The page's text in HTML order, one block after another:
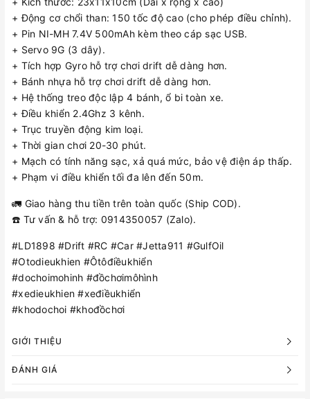
+ Động cơ chổi than: 150 tốc độ cao (cho phép điều chỉnh).
+ Pin NI-MH 7.4V 500mAh kèm theo cáp sạc USB.
+ Servo 9G (3 dây).
+ Tích hợp Gyro hỗ trợ chơi drift dễ dàng hơn.
+ Bánh nhựa hỗ trợ chơi drift dễ dàng hơn.
+ Hệ thống treo độc lập 4 bánh, ổ bi toàn xe.
+ Điều khiển 2.4Ghz 3 kênh.
+ Trục truyền động kim loại.
+ Thời gian chơi 20-30 phút.
+ Mạch có tính năng sạc, xả quá mức, bảo vệ điện áp thấp.
+ Phạm vi điều khiển tối đa lên đến 50m.
🚛 Giao hàng thu tiền trên toàn quốc (Ship COD).
☎️ Tư vấn & hỗ trợ: 0914350057 (Zalo).
#LD1898 #Drift #RC #Car #Jetta911 #GulfOil
#Otodieukhien #Ôtôđiềukhiển
#dochoimohinh #đồchơimôhình
#xedieukhien #xeđiềukhiển
#khodochoi #khođồchơi
GIỚI THIỆU
ĐÁNH GIÁ